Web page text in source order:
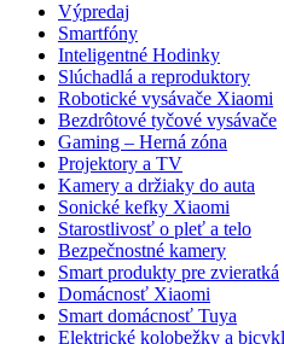
Výpredaj
Smartfóny
Inteligentné Hodinky
Slúchadlá a reproduktory
Robotické vysávače Xiaomi
Bezdrôtové tyčové vysávače
Gaming – Herná zóna
Projektory a TV
Kamery a držiaky do auta
Sonické kefky Xiaomi
Starostlivosť o pleť a telo
Bezpečnostné kamery
Smart produkty pre zvieratká
Domácnosť Xiaomi
Smart domácnosť Tuya
Elektrické kolobežky a